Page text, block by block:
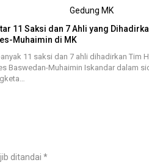
11 Saksi dan 7 Ahli yang
Muhaimin di MK
11 saksi dan 7 ahli dihadirkan Tim
Baswedan-Muhaimin Iskandar dalam
ditandai *